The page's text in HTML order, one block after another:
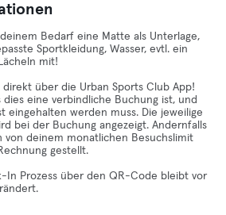
Bedarf eine Matte als Unterlage,
Sportkleidung, Wasser, evtl. ein
mit!
direkt über die Urban Sports Club App!
dies eine verbindliche Buchung ist, und
eingehalten werden muss. Die jeweilige
bei der Buchung angezeigt. Andernfalls
von deinem monatlichen Besuchslimit
gestellt.
In Prozess über den QR-Code bleibt vor